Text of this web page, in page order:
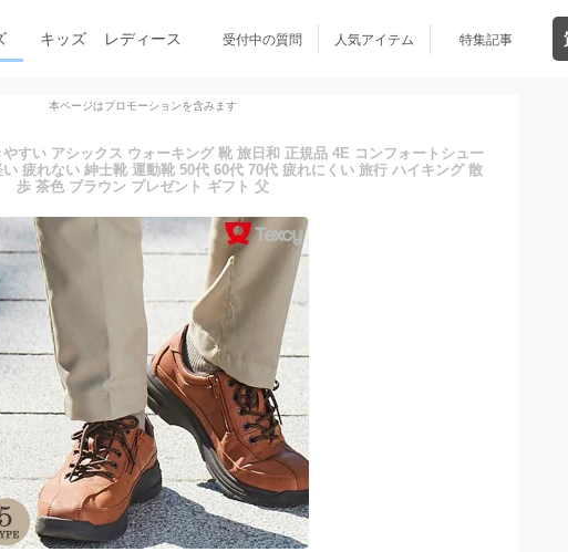
キッズ レディース 受付中の質問 人気アイテム 特集記事
本ページはプロモーションを含みます
すい アシックス ウォーキング 靴 旅日和 正規品 4E コンフォートシュー
疲れない 紳士靴 運動靴 50代 60代 70代 疲れにくい 旅行 ハイキング 散
歩 茶色 ブラウン プレゼント ギフト 父